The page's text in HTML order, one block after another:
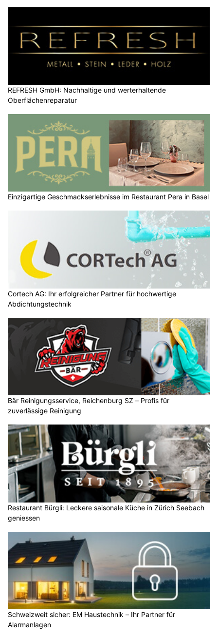
REFRESH GmbH: Nachhaltige und werterhaltende
Oberflächenreparatur
Einzigartige Geschmackserlebnisse im Restaurant Pera in Basel
Cortech AG: Ihr erfolgreicher Partner für hochwertige
Abdichtungstechnik
Bär Reinigungsservice, Reichenburg SZ – Profis für
zuverlässige Reinigung
Restaurant Bürgli: Leckere saisonale Küche in Zürich Seebach
geniessen
Schweizweit sicher: EM Haustechnik – Ihr Partner für
Alarmanlagen